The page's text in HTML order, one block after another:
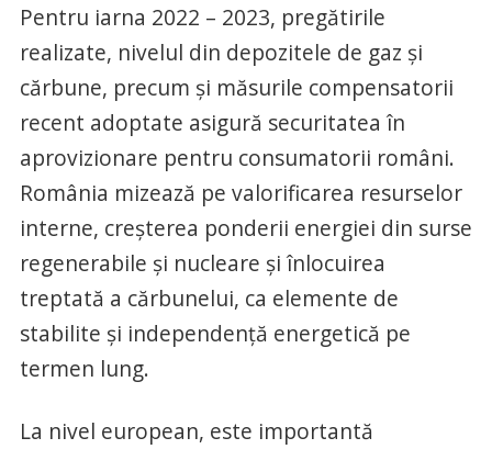
Pentru iarna 2022 – 2023, pregătirile
realizate, nivelul din depozitele de gaz şi
cărbune, precum şi măsurile compensatorii
recent adoptate asigură securitatea în
aprovizionare pentru consumatorii români.
România mizează pe valorificarea resurselor
interne, creşterea ponderii energiei din surse
regenerabile şi nucleare şi înlocuirea
treptată a cărbunelui, ca elemente de
stabilite şi independenţă energetică pe
termen lung.
La nivel european, este importantă